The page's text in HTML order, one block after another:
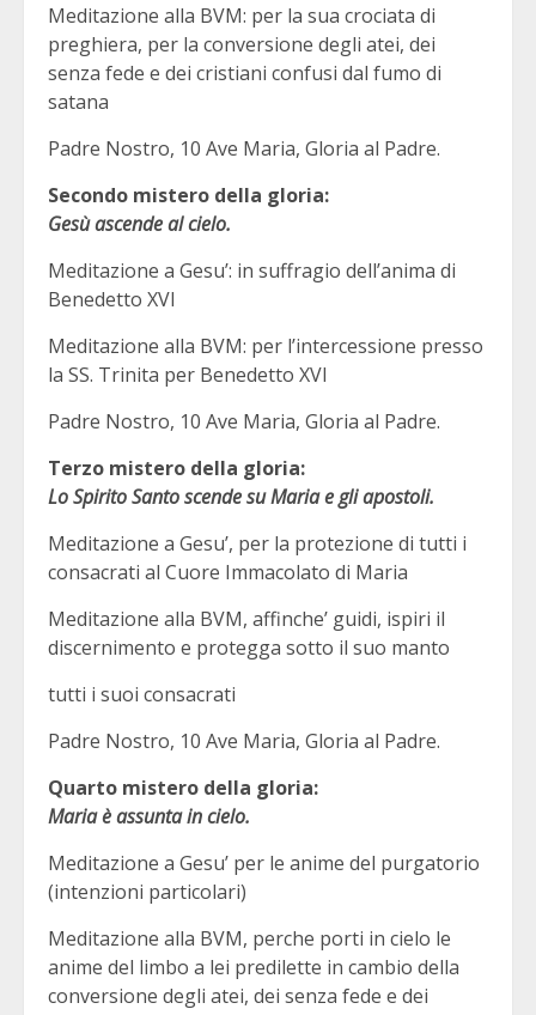
Meditazione alla BVM: per la sua crociata di
preghiera, per la conversione degli atei, dei
senza fede e dei cristiani confusi dal fumo di
satana
Padre Nostro, 10 Ave Maria, Gloria al Padre.
Secondo mistero della gloria:
Gesù ascende al cielo.
Meditazione a Gesu’: in suffragio dell’anima di
Benedetto XVI
Meditazione alla BVM: per l’intercessione presso
la SS. Trinita per Benedetto XVI
Padre Nostro, 10 Ave Maria, Gloria al Padre.
Terzo mistero della gloria:
Lo Spirito Santo scende su Maria e gli apostoli.
Meditazione a Gesu’, per la protezione di tutti i
consacrati al Cuore Immacolato di Maria
Meditazione alla BVM, affinche’ guidi, ispiri il
discernimento e protegga sotto il suo manto
tutti i suoi consacrati
Padre Nostro, 10 Ave Maria, Gloria al Padre.
Quarto mistero della gloria:
Maria è assunta in cielo.
Meditazione a Gesu’ per le anime del purgatorio
(intenzioni particolari)
Meditazione alla BVM, perche porti in cielo le
anime del limbo a lei predilette in cambio della
conversione degli atei, dei senza fede e dei